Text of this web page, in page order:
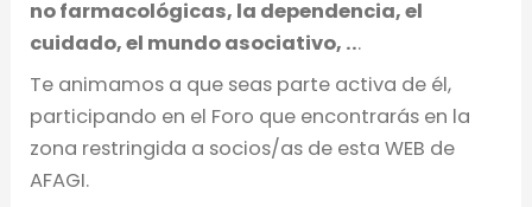
no farmacológicas, la dependencia, el
cuidado, el mundo asociativo, ...
Te animamos a que seas parte activa de él,
participando en el Foro que encontrarás en la
zona restringida a socios/as de esta WEB de
AFAGI.